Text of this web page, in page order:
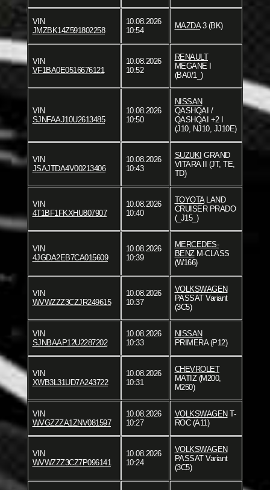
VIN
JMZBK14Z591802258
10.08.2026
10:54
MAZDA3 (BK)
VIN
VF1BA0E0516676121
10.08.2026
10:52
RENAULT
MEGANE I
(BA0/1_)
VIN
SJNFAAJ10U2613485
10.08.2026
10:50
NISSAN
QASHQAI /
QASHQAI +2 I
(J10, NJ10, JJ10E)
VIN
JSAJTDA4V00213406
10.08.2026
10:43
SUZUKI GRAND
VITARA II (JT, TE,
TD)
VIN
4T1BF1FKXHU807907
10.08.2026
10:40
TOYOTALAND
CRUISER PRADO
(_J15_)
VIN
4JGDA2EB7CA015609
10.08.2026
10:39
MERCEDES-
BENZM-CLASS
(W166)
VIN
WVWZZZ3CZJR249615
10.08.2026
10:37
VOLKSWAGEN
PASSAT Variant
(3C5)
VIN
SJNBAAP12U2287202
10.08.2026
10:33
NISSAN
PRIMERA (P12)
VIN
XWB3L31UD7A243722
10.08.2026
10:31
CHEVROLET
MATIZ (M200,
M250)
VIN
WVGZZZA1ZNV081597
10.08.2026
10:27
VOLKSWAGEN T-
ROC (A11)
VIN
WVWZZZ3CZ7P096141
10.08.2026
10:24
VOLKSWAGEN
PASSAT Variant
(3C5)